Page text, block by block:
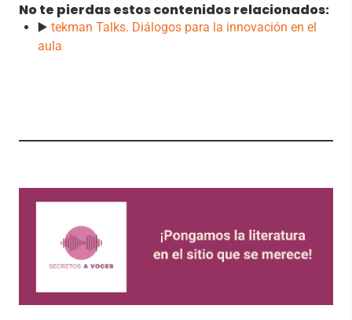
No te pierdas estos contenidos relacionados:
▶️ tekman Talks. Diálogos para la innovación en el
aula